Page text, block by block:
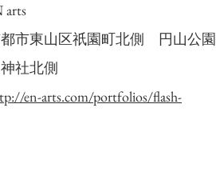
arts
市東山区祇園町北側　円山公園
社北側
en-arts.com/portfolios/flash-